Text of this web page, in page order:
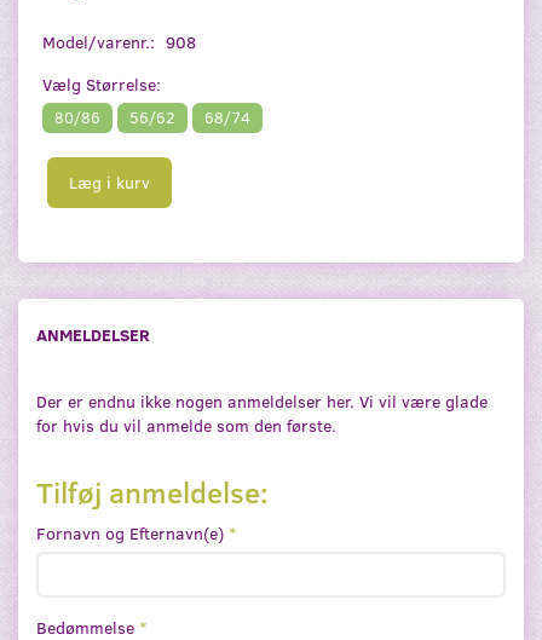
Model/varenr.: 908
Vælg Størrelse:
80/86 56/62 68/74
Læg i kurv
ANMELDELSER
Der er endnu ikke nogen anmeldelser her. Vi vil være glade
for hvis du vil anmelde som den første.
Tilføj anmeldelse:
Fornavn og Efternavn(e)
Bedømmelse